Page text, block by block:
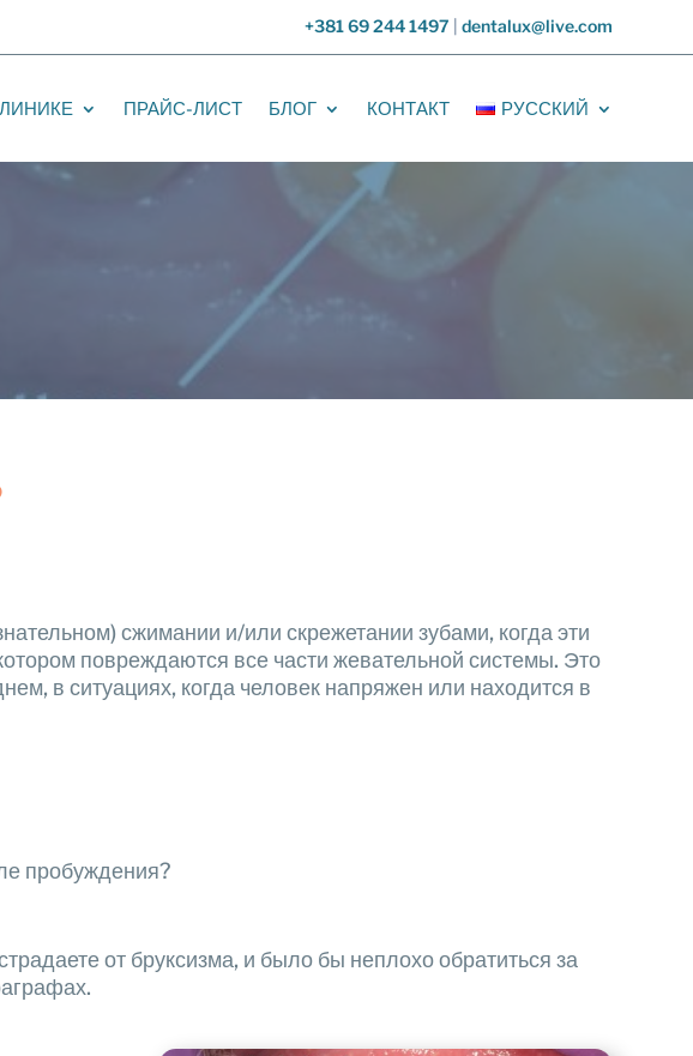
+381 69 244 1497 dentalux@live.com
ПРАЙС-ЛИСТ БЛОГ КОНТАКТ РУССКИЙ
сжимании и/или скрежетании зубами, когда эти
повреждаются все части жевательной системы. Это
в ситуациях, когда человек напряжен или находится в
пробуждения?
от бруксизма, и было бы неплохо обратиться за